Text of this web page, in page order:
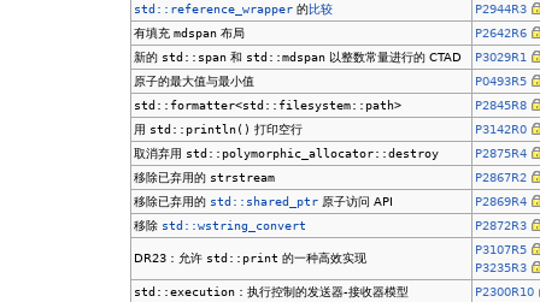
std::reference_wrapper 的比较
P2944R3
有填充mdspan 布局
P2642R6
新的 std::span 和 std::mdspan 以整数常量进行的 CTAD
P3029R1
原子的最大值与最小值
P0493R5
std::formatter<std::filesystem::path>
P2845R8
用 std::println() 打印空行
P3142R0
取消弃用 std::polymorphic_allocator::destroy
P2875R4
移除已弃用的 strstream
P2867R2
移除已弃用的 std::shared_ptr 原子访问 API
P2869R4
移除 std::wstring_convert P2872R3
DR23：允许 std::print 的一种高效实现
P3107R5
P3235R3
std::execution ：执行控制的发送器-接收器模型
P2300R10